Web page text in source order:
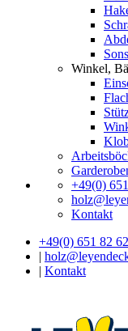
Winkel,
+49(0)
Kontakt
+49(0) 651 82
|
| Kontakt